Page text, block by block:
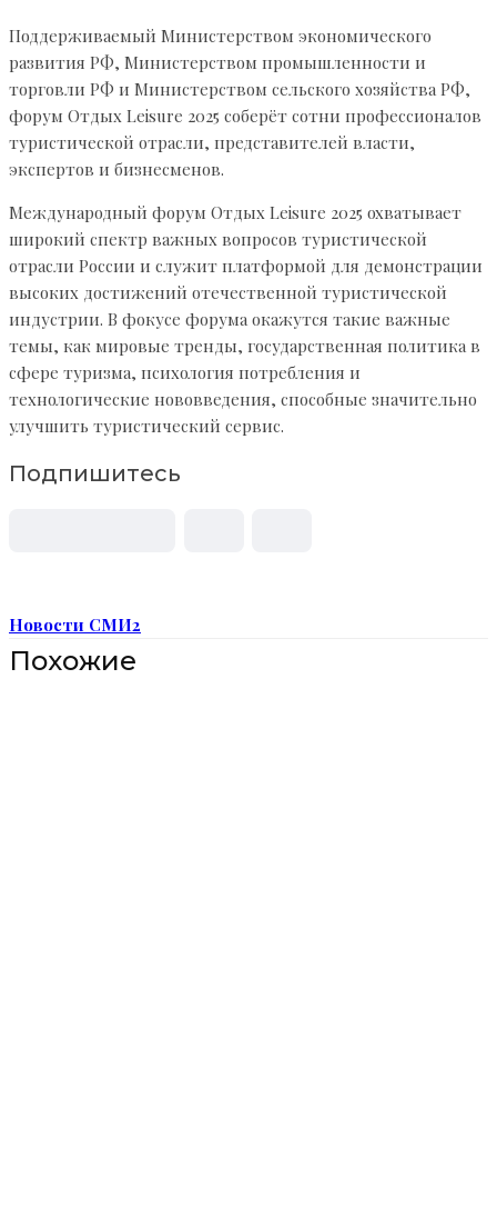
Поддерживаемый Министерством экономического
развития РФ, Министерством промышленности и
торговли РФ и Министерством сельского хозяйства РФ,
форум Отдых Leisure 2025 соберёт сотни профессионалов
туристической отрасли, представителей власти,
экспертов и бизнесменов.
Международный форум Отдых Leisure 2025 охватывает
широкий спектр важных вопросов туристической
отрасли России и служит платформой для демонстрации
высоких достижений отечественной туристической
индустрии. В фокусе форума окажутся такие важные
темы, как мировые тренды, государственная политика в
сфере туризма, психология потребления и
технологические нововведения, способные значительно
улучшить туристический сервис.
Подпишитесь
Новости СМИ2
Похожие